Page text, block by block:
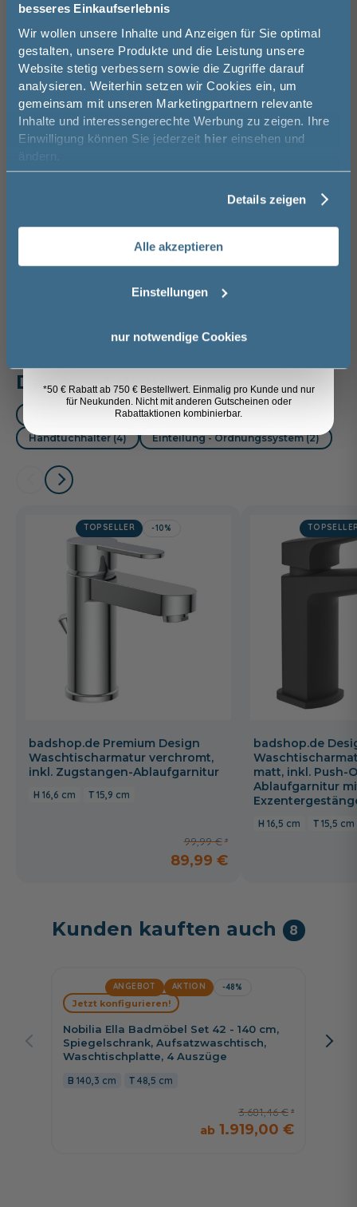
besseres Einkaufserlebnis
Wir wollen unsere Inhalte und Anzeigen für Sie optimal
gestalten, unsere Produkte und die Leistung unsere
Website stetig verbessern sowie die Zugriffe darauf
analysieren. Weiterhin setzen wir Cookies ein, um
gemeinsam mit unseren Marketingpartnern relevante
Inhalte und interessengerechte Werbung zu zeigen. Ihre
Einwilligung können Sie jederzeit hier einsehen und
ändern.
Details zeigen
Alle akzeptieren
Einstellungen
nur notwendige Cookies
Glas Grau - Weiß
56,00 €
Glas Grau -
quer Nachbildung
56,00 €
Nachbildung
− +
In den Warenkorb
Artikel merken
Trentino
Das passt dazu
Waschtischarmatur (3)
Röhrensiphon (1)
Handtuchhalter (4)
Einteilung - Ordnungssystem (2)
TOPSELLER -10%
badshop.de Premium Design
Waschtischarmatur verchromt,
inkl. Zugstangen-Ablaufgarnitur
16,6 cm 15,9 cm
99,99 €
89,99 €
badshop.de
matt, inkl. Push-
Ablaufgarnitur
16,5 cm 15,5 cm
Kunden kauften auch 8
ANGEBOT AKTION -48%
Nobilia Ella Badmöbel Set 42 - 140 cm,
Spiegelschrank, Aufsatzwaschtisch,
Waschtischplatte, 4 Auszüge
140,3 cm 48,5 cm
3.681,46 €
1.919,00 €
Jetzt konfigurieren!
Jetzt 50 € sparen!
Melde Sie sich hier zu unserem
Newsletter an und sparen Sie
50€* auf Ihre Bestellung!
Email
Anmelden
*50 € Rabatt ab 750 € Bestellwert. Einmalig pro Kunde und nur
für Neukunden. Nicht mit anderen Gutscheinen oder
Rabattaktionen kombinierbar.